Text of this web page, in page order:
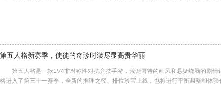
第五人格新赛季，使徒的奇珍时装尽显高贵华丽
第五人格是一款1V4非对称性对抗竞技手游，荒诞哥特的画风和悬疑烧脑的剧情
格进入了第三十一赛季，全新的推理之径、排位珍宝上线，也将进行平衡调整和体